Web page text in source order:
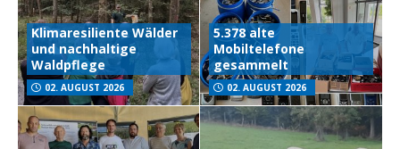
Klimaresiliente Wälder
und nachhaltige
Waldpflege
02. AUGUST 2026
5.378 alte
Mobiltelefone
gesammelt
02. AUGUST 2026